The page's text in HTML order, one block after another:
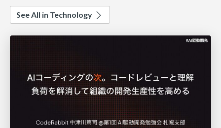
See All in Technology